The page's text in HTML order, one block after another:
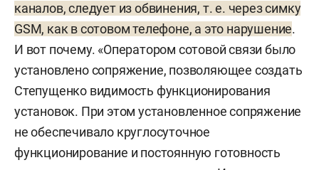
каналов, следует из обвинения, т. е. через симку
GSM, как в сотовом телефоне, а это нарушение.
И вот почему. «Оператором сотовой связи было
установлено сопряжение, позволяющее создать
Степущенко видимость функционирования
установок. При этом установленное сопряжение
не обеспечивало круглосуточное
функционирование и постоянную готовность